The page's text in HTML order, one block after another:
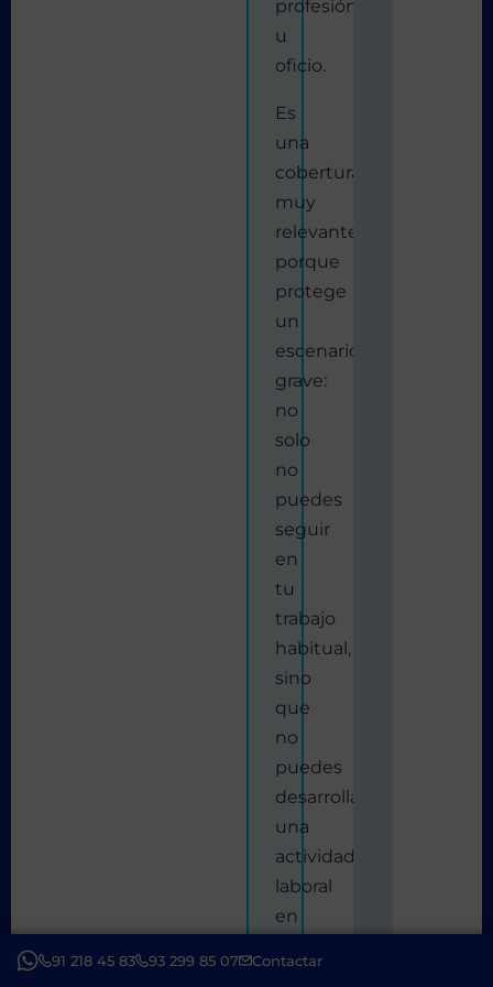
profesión
u
oficio.
Es
una
cobertura
muy
relevante
porque
protege
un
escenario
grave:
no
solo
no
puedes
seguir
en
tu
trabajo
habitual,
sino
que
no
puedes
desarrollar
una
actividad
laboral
en
91 218 45 83 93 299 85 07 Contactar